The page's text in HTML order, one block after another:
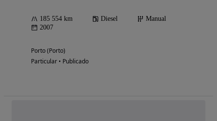
185 554 km Diesel
Manual
2007
Porto (Porto)
Particular • Publicado